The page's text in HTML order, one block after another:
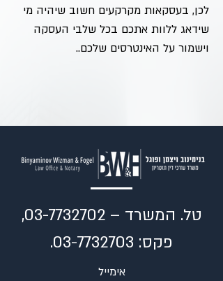
לכן, בעסקאות מקרקעים חשוב שיהיה מי
שידאג ללוות אתכם בכל שלבי העסקה
וישמור על האינטרסים שלכם..
טל. המשרד –03-7732702
,
פקס: 03-7732703
.
אימייל